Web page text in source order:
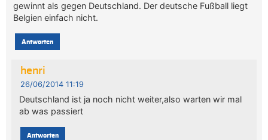
gewinnt als gegen Deutschland. Der deutsche Fußball liegt
Belgien einfach nicht.
Antworten
henri
26/06/2014 11:19
Deutschland ist ja noch nicht weiter,also warten wir mal
ab was passiert
Antworten